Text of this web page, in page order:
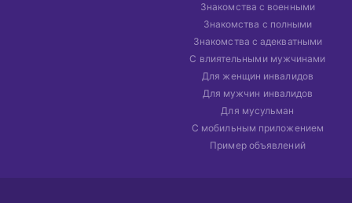
Знакомства с военными
Знакомства с полными
Знакомства с адекватными
С влиятельными мужчинами
Для женщин инвалидов
Для мужчин инвалидов
Для мусульман
С мобильным приложением
Пример объявлений